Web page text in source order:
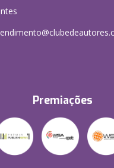
Premiações